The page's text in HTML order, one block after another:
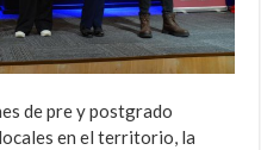
de pre y postgrado
en el territorio, la